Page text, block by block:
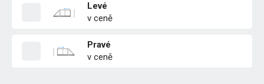
Levé
v ceně
Pravé
v ceně